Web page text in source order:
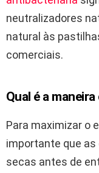
neutralizadores
natural às
comerciais.
Qual é a
Para maximizar o
importante que
secas antes de